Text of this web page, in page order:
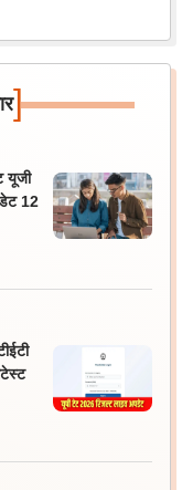
]
यूजी
12